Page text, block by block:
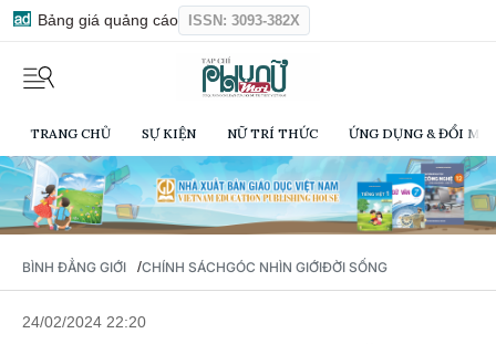
Bảng giá quảng cáo ISSN: 3093-382X
TRANG CHỦ SỰ KIỆN NỮ TRÍ THỨC ỨNG DỤNG & ĐỔI
BÌNH ĐẲNG GIỚI /CHÍNH SÁCHGÓC NHÌN GIỚIĐỜI SỐNG
24/02/2024 22:20